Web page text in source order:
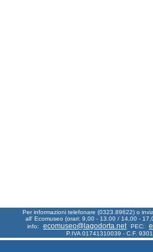
Per informazioni telefonare (0323.89622) o
all' Ecomuseo (orari: 9,00 - 13.00 / 14,00 -
info:
ecomuseo@lagodorta.net PEC:
P.IVA 01741310039 - C.F.